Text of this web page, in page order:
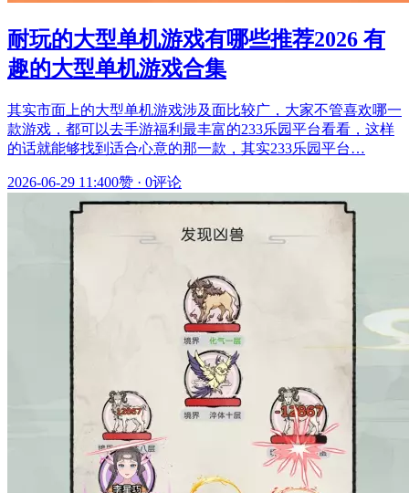
耐玩的大型单机游戏有哪些推荐2026 有
趣的大型单机游戏合集
其实市面上的大型单机游戏涉及面比较广，大家不管喜欢哪一
款游戏，都可以去手游福利最丰富的233乐园平台看看，这样
的话就能够找到适合心意的那一款，其实233乐园平台…
2026-06-29 11:400赞 · 0评论